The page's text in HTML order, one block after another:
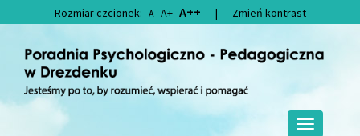
do
do
Rozmiar czcionek: A A+ A++ | Zmień kontrast
Przełącz